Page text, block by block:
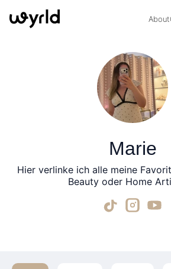
About
Marie
Hier verlinke ich alle meine
Beauty oder Home